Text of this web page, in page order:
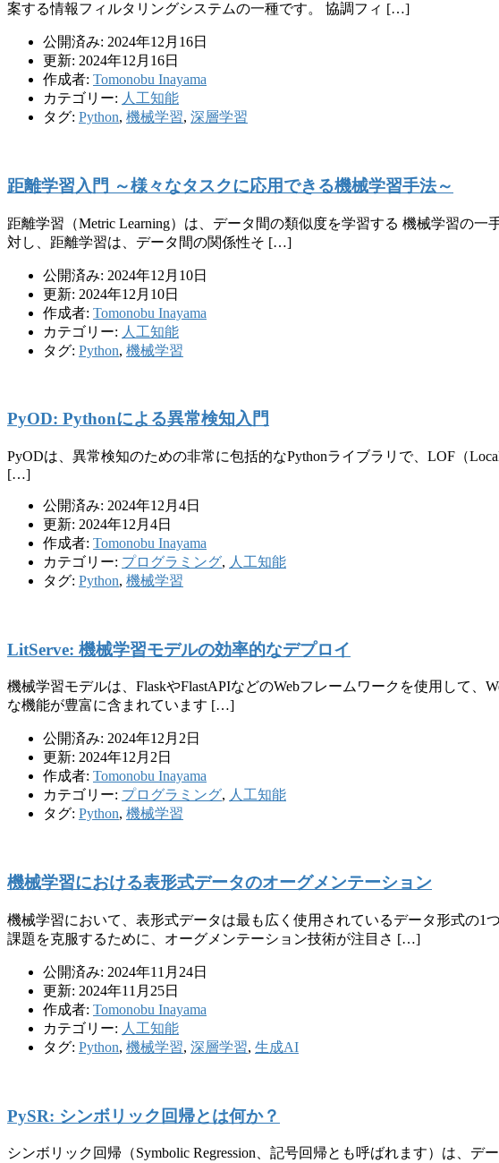
案する情報フィルタリングシステムの一種です。 協調フィ […]
公開済み: 2024年12月16日
更新: 2024年12月16日
作成者: Tomonobu Inayama
カテゴリー: 人工知能
タグ: Python, 機械学習, 深層学習
距離学習入門 ～様々なタスクに応用できる機械学習手法～
距離学習（Metric Learning）は、データ間の類似度を学習する 機械学習の
対し、距離学習は、データ間の関係性そ […]
公開済み: 2024年12月10日
更新: 2024年12月10日
作成者: Tomonobu Inayama
カテゴリー: 人工知能
タグ: Python, 機械学習
PyOD: Pythonによる異常検知入門
PyODは、異常検知のための非常に包括的なPythonライブラリで、LOF（
[…]
公開済み: 2024年12月4日
更新: 2024年12月4日
作成者: Tomonobu Inayama
カテゴリー: プログラミング, 人工知能
タグ: Python, 機械学習
LitServe: 機械学習モデルの効率的なデプロイ
機械学習モデルは、FlaskやFlastAPIなどのWebフレームワークを使用して
な機能が豊富に含まれています […]
公開済み: 2024年12月2日
更新: 2024年12月2日
作成者: Tomonobu Inayama
カテゴリー: プログラミング, 人工知能
タグ: Python, 機械学習
機械学習における表形式データのオーグメンテーション
機械学習において、表形式データは最も広く使用されているデータ形式の
課題を克服するために、オーグメンテーション技術が注目さ […]
公開済み: 2024年11月24日
更新: 2024年11月25日
作成者: Tomonobu Inayama
カテゴリー: 人工知能
タグ: Python, 機械学習, 深層学習, 生成AI
PySR: シンボリック回帰とは何か？
シンボリック回帰（Symbolic Regression、記号回帰とも呼ばれます）は、